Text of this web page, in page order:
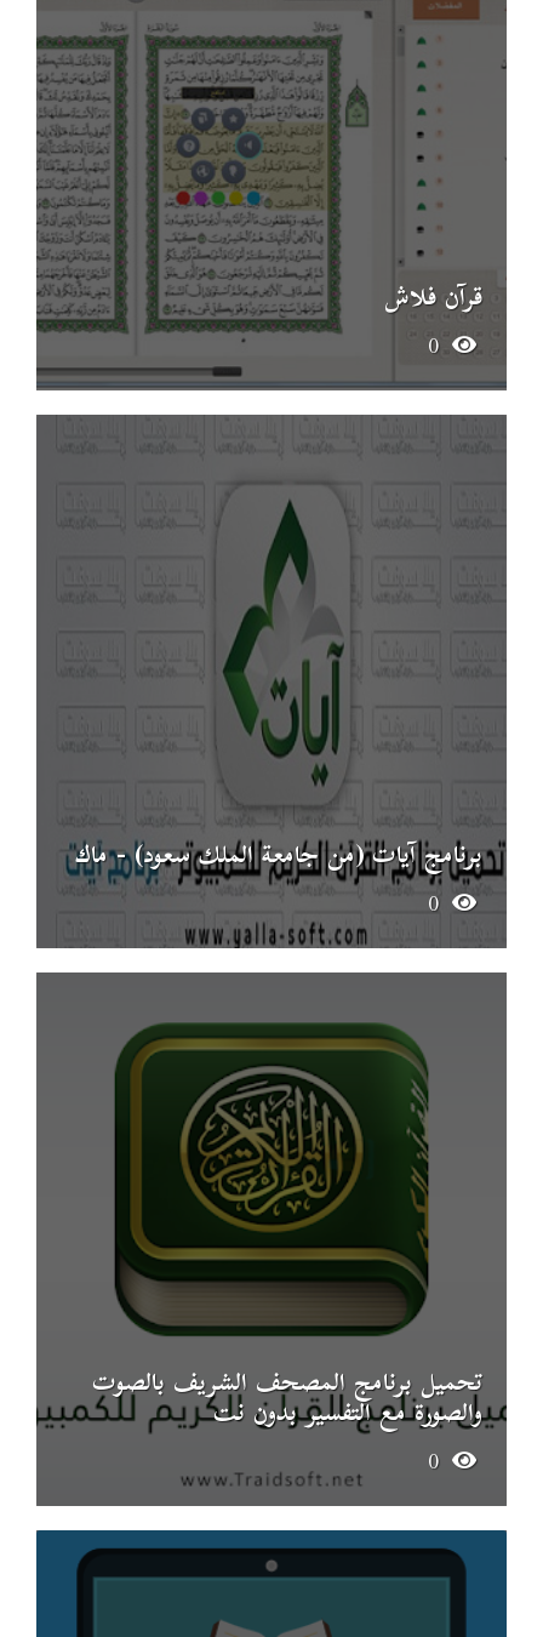
قرآن فلاش
0
برنامج آيات (من جامعة الملك سعود) - ماك
0
تحميل برنامج المصحف الشريف بالصوت
والصورة مع التفسير بدون نت
0